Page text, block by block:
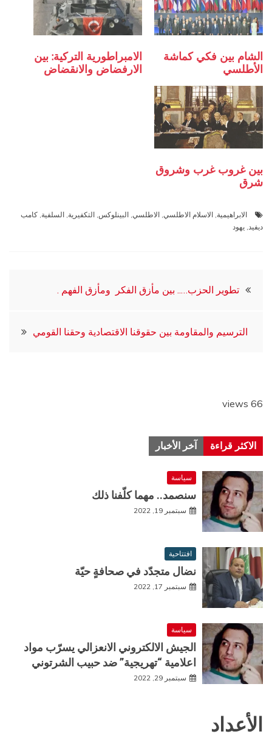
الشام بين فكي كماشة
الأطلسي
الامبراطورية التركية: بين
الارفضاض والانقضاض
بين غروب غرب وشروق
شرق
الابراهيمية الاسلام الاطلسي الاطلسي البينلوكس التكفيرية السلفية كامب
ديفيد يهود
تصفّح
تطوير الحزب….. بين مأزق الفكر ومأزق الفهم .
الترسيم والمقاومة بين حقوقنا الاقتصادية وحقنا القومي
66 views
الاكثر قراءة آخر الأخبار
سياسة
سنصمد.. مهما كلّفنا ذلك
سبتمبر 19, 2022
افتتاحية
نضال متجدّد في صحافةٍ حيّة
سبتمبر 17, 2022
سياسة
الجيش الالكتروني الانعزالي يسرّب مواد
اعلامية “تهريجية” ضد حبيب الشرتوني
سبتمبر 29, 2022
الأعداد